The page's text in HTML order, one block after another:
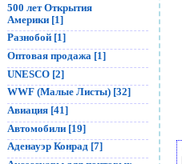
500 лет Открытия
Америки [1]
Разнобой [1]
Оптовая продажа [1]
UNESCO [2]
WWF (Малые Листы) [32]
Авиация [41]
Автомобили [19]
Аденауэр Конрад [7]